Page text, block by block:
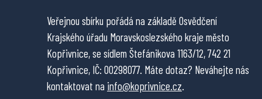
Veřejnou sbírku pořádá na základě Osvědčení
Krajského úřadu Moravskoslezského kraje město
Kopřivnice, se sídlem Štefánikova 1163/12, 742 21
Kopřivnice, IČ: 00298077. Máte dotaz? Neváhejte nás
kontaktovat na info@koprivnice.cz.